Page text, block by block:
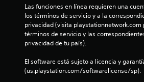
Las funciones en línea requieren una
los términos de servicio y a la
privacidad (visita playstationnetwork.com
términos de servicio y las
privacidad de tu país).
El software está sujeto a licencia y
(us.playstation.com/softwarelicense/sp).